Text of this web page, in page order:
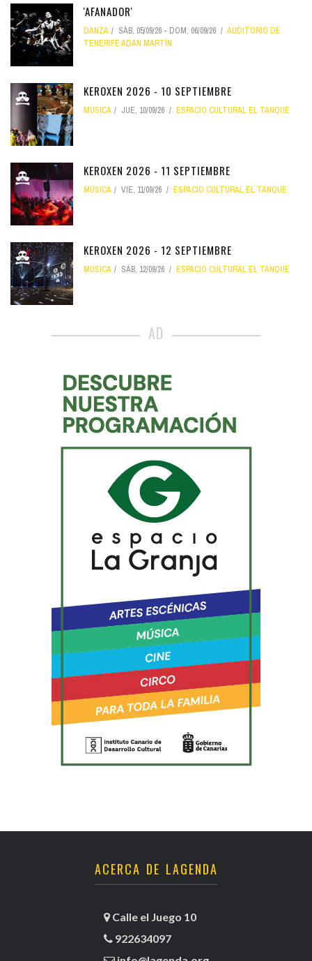
'AFANADOR'
DANZA SÁB, 05/09/26 - DOM, 06/09/26
AUDITORIO DE
TENERIFE ADÁN MARTÍN
KEROXEN 2026 - 10 SEPTIEMBRE
MÚSICA JUE, 10/09/26 ESPACIO CULTURAL EL TANQUE
KEROXEN 2026 - 11 SEPTIEMBRE
MÚSICA VIE, 11/09/26 ESPACIO CULTURAL EL TANQUE
KEROXEN 2026 - 12 SEPTIEMBRE
MÚSICA SÁB, 12/09/26 ESPACIO CULTURAL EL TANQUE
AD
ACERCA DE LAGENDA
Calle el Juego 10
922634097